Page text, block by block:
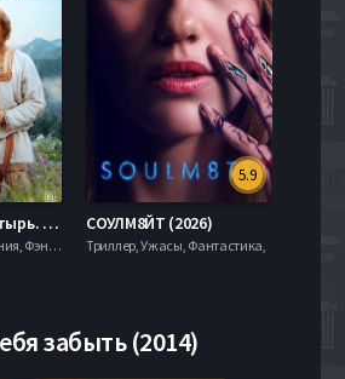
Последний богатырь. Колобок (2026)
Комедия, Приключения, Фэнтези,
5.9
СОУЛМ8ЙТ (2026)
Триллер, Ужасы, Фантастика,
забыть (2014)